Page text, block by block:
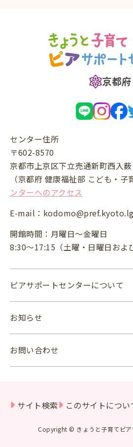
京都府
センター住所
〒602-8570
京都市上京区下立売通新町西入
（京都府 健康福祉部 こども・子
ンターへのアクセス
E-mail：
開館時間：月曜日～金曜日
8:30～17:15（土曜・日曜日およ
ピアサポートセンターについて
お知らせ
お問い合わせ
Copyright © きょうと子育てピア
サイト検索 このサイトについ